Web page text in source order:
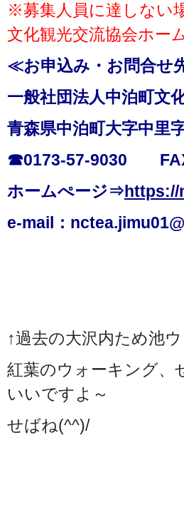
※募集人員に達しない
文化観光交流協会ホー
≪お申込み・お問合せ
一般社団法人中泊町文
青森県中泊町大字中里
☎0173-57-9030
ホームぺージ⇒https://
e-mail：
↑過去の大沢内ため池
紅葉のウォーキング、
いいですよ～
せばね(^^)/